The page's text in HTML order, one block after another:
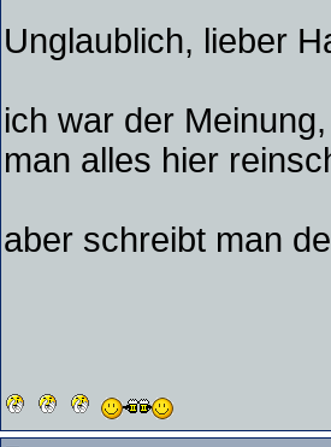
Unglaublich, lieber
ich war der
man alles hier
aber schreibt man